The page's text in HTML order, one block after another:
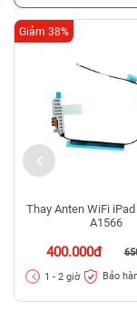
Thay Anten WiFi
A1566
400.000đ
Giảm 38%
1 - 2 giờ Bảo